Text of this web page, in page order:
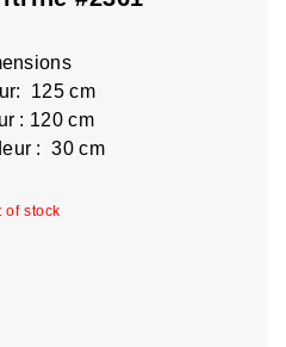
125 cm
: 120 cm
: 30 cm
of stock